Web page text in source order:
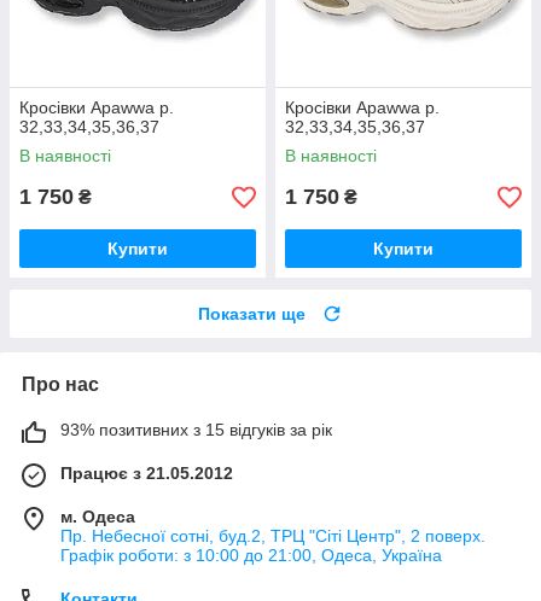
Кросівки Apawwa р.
32,33,34,35,36,37
В наявності
1 750 ₴
Купити
Кросівки Apawwa р.
32,33,34,35,36,37
В наявності
1 750 ₴
Купити
Показати ще
Про нас
93% позитивних з 15 відгуків за рік
Працює з 21.05.2012
м. Одеса
Пр. Небесної сотні, буд.2, ТРЦ "Сіті Центр", 2 поверх.
Графік роботи: з 10:00 до 21:00, Одеса, Україна